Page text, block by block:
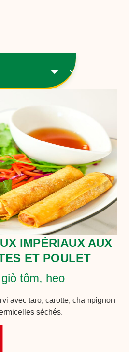
IMPÉRIAUX AUX
ET POULET
tôm, heo
avec taro, carotte, champignon
séchés.